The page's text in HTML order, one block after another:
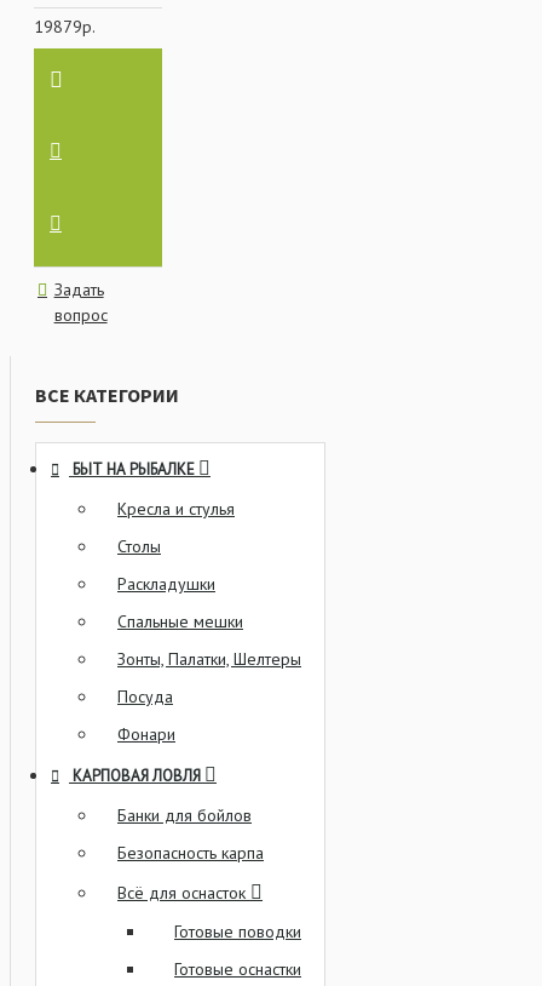
19879р.
Задать
вопрос
ВСЕ КАТЕГОРИИ
БЫТ НА РЫБАЛКЕ
Кресла и стулья
Столы
Раскладушки
Спальные мешки
Зонты, Палатки, Шелтеры
Посуда
Фонари
КАРПОВАЯ ЛОВЛЯ
Банки для бойлов
Безопасность карпа
Всё для оснасток
Готовые поводки
Готовые оснастки